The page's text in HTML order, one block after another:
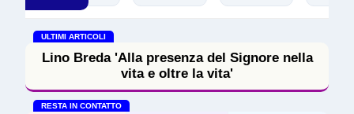
ULTIMI ARTICOLI
Lino Breda 'Alla presenza del Signore nella
vita e oltre la vita'
RESTA IN CONTATTO